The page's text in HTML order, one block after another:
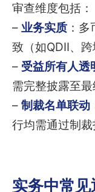
审查维度包括：
– 业务实质 ：
致（如QDII、跨
– 受益所有人透
需完整披露至最
– 制裁名单联动
行均需通过制裁
实务中常